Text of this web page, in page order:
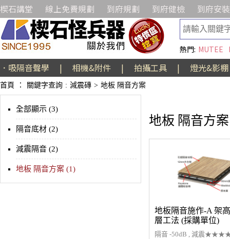
楔石講堂 線上免費規劃 到府規劃 到府健檢 到府安裝
熱門: MUTEE
．吸隔音聲學 | 相機&附件 | 拍攝工具 | 燈光&影棚
首頁 ： 關鍵字查詢 : 減震磚 > 地板 隔音方案
全部顯示 (3)
隔音底材 (2)
減震隔音 (2)
地板 隔音方案 (1)
地板 隔音方案
地板隔音施作-A 架
層工法 (採購單位)
隔音 -50dB , 減震